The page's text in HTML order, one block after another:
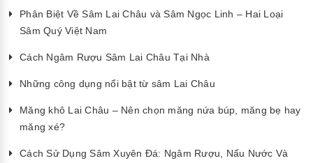
Phân Biệt Về Sâm Lai Châu và Sâm Ngọc Linh – Hai Loại
Sâm Quý Việt Nam
Cách Ngâm Rượu Sâm Lai Châu Tại Nhà
Những công dụng nổi bật từ sâm Lai Châu
Măng khô Lai Châu – Nên chọn măng nứa búp, măng bẹ hay
măng xé?
Cách Sử Dụng Sâm Xuyên Đá: Ngâm Rượu, Nấu Nước Và